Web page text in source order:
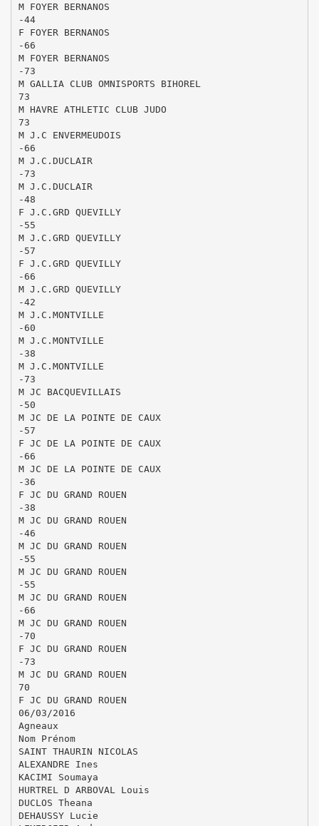
M FOYER BERNANOS
-44
F FOYER BERNANOS
-66
M FOYER BERNANOS
-73
M GALLIA CLUB OMNISPORTS BIHOREL
73
M HAVRE ATHLETIC CLUB JUDO
73
M J.C ENVERMEUDOIS
-66
M J.C.DUCLAIR
-73
M J.C.DUCLAIR
-48
F J.C.GRD QUEVILLY
-55
M J.C.GRD QUEVILLY
-57
F J.C.GRD QUEVILLY
-66
M J.C.GRD QUEVILLY
-42
M J.C.MONTVILLE
-60
M J.C.MONTVILLE
-38
M J.C.MONTVILLE
-73
M JC BACQUEVILLAIS
-50
M JC DE LA POINTE DE CAUX
-57
F JC DE LA POINTE DE CAUX
-66
M JC DE LA POINTE DE CAUX
-36
F JC DU GRAND ROUEN
-38
M JC DU GRAND ROUEN
-46
M JC DU GRAND ROUEN
-55
M JC DU GRAND ROUEN
-55
M JC DU GRAND ROUEN
-66
M JC DU GRAND ROUEN
-70
F JC DU GRAND ROUEN
-73
M JC DU GRAND ROUEN
70
F JC DU GRAND ROUEN
06/03/2016
Agneaux
Nom Prénom
SAINT THAURIN NICOLAS
ALEXANDRE Ines
KACIMI Soumaya
HURTREL D ARBOVAL Louis
DUCLOS Theana
DEHAUSSY Lucie